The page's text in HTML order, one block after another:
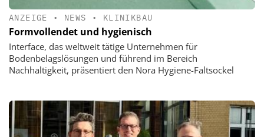
ANZEIGE • NEWS • KLINIKBAU
Formvollendet und hygienisch
Interface, das weltweit tätige Unternehmen für
Bodenbelagslösungen und führend im Bereich
Nachhaltigkeit, präsentiert den Nora Hygiene-Faltsockel